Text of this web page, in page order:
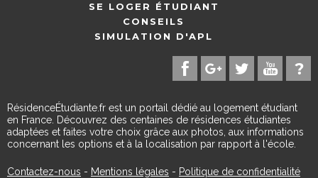
SE LOGER ÉTUDIANT
CONSEILS
SIMULATION D'APL
RésidenceÉtudiante.fr est un portail dédié au logement étudiant
en France. Découvrez des centaines de résidences étudiantes
adaptées et faites votre choix grâce aux photos, aux informations
concernant les options et à la localisation par rapport à l'école.
Contactez-nous - Mentions légales - Politique de confidentialité